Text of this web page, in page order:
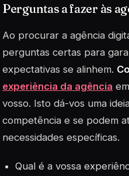
Perguntas a fazer às
Ao procurar a agência
perguntas certas para
expectativas se alinhem.
experiência da agência
vosso. Isto dá-vos uma
competência e se podem
necessidades específicas.
Qual é a vossa